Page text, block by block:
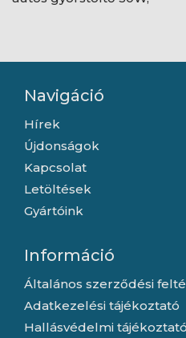
Navigáció
Hírek
Újdonságok
Kapcsolat
Letöltések
Gyártóink
Információ
Általános szerződési
Adatkezelési tájékoztató
Hallásvédelmi tájékoztató